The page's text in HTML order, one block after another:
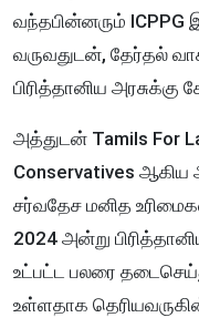
வந்தபின்னரும்
வருவதுடன், தேர்தல்
பிரித்தானிய அரசுக்கு
அத்துடன் Tamils For
Conservatives ஆகிய
சர்வதேச மனித
2024 அன்று
உட்பட்ட பலரை
உள்ளதாக